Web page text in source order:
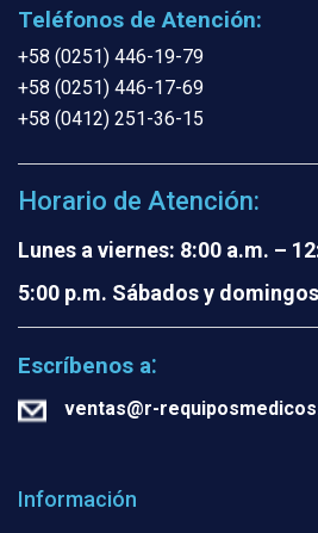
Teléfonos de Atención:
+58 (0251) 446-19-79
+58 (0251) 446-17-69
+58 (0412) 251-36-15
Horario de Atención:
Lunes a viernes: 8:00 a.m. –
5:00 p.m. Sábados y
Escríbenos a:
ventas@r-
Información